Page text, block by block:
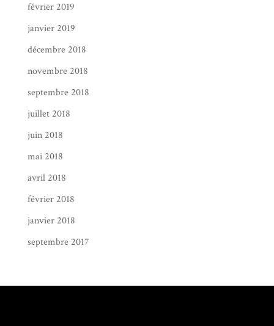
février 2019
janvier 2019
décembre 2018
novembre 2018
septembre 2018
juillet 2018
juin 2018
mai 2018
avril 2018
février 2018
janvier 2018
septembre 2017